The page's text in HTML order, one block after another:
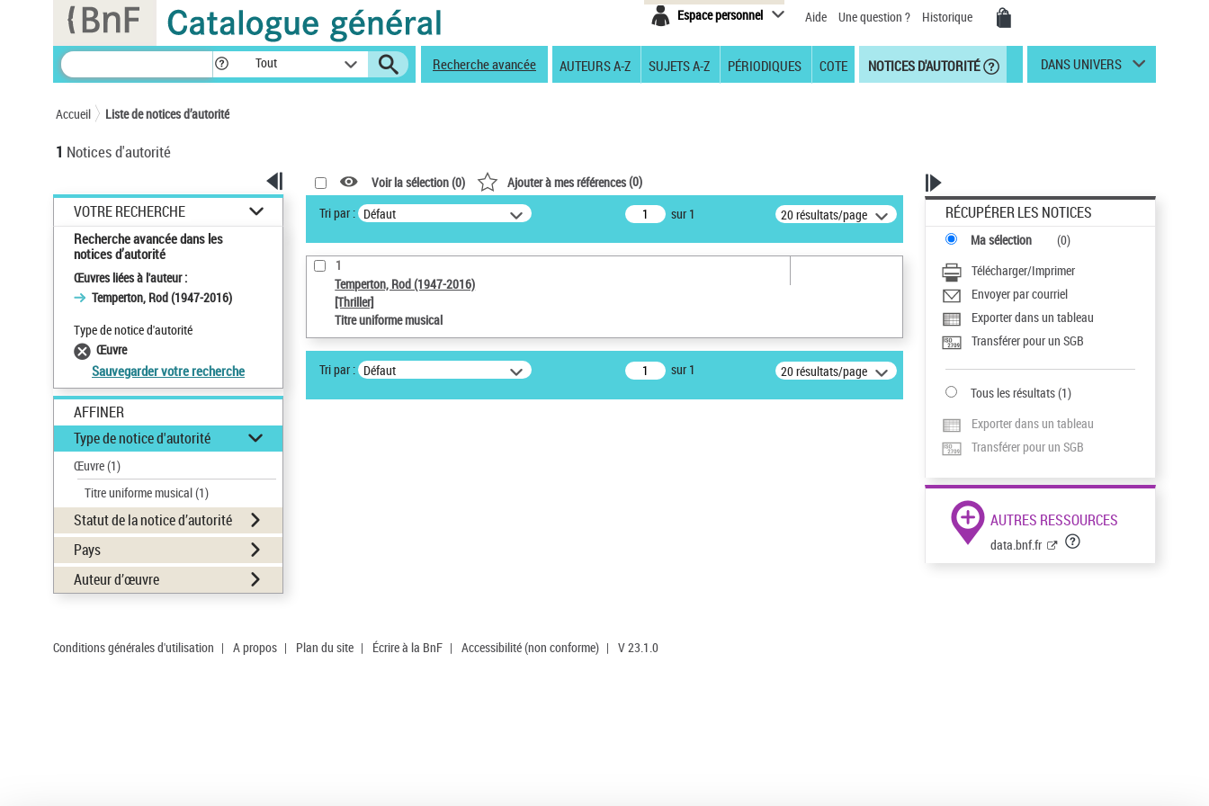
Espace personnel Aide Une question ? Historique
Tout Recherche avancée AUTEURS A-Z SUJETS A-Z PÉRIODIQUES COTE NOTICES D'AUTORITÉ DANS UNIVERS
Accueil Liste de notices d’autorité
1 Notices d'autorité
VOTRE RECHERCHE
Recherche avancée dans les
notices d’autorité
Œuvres liées à l'auteur :
Temperton, Rod (1947-2016)
Type de notice d'autorité
Œuvre
Sauvegarder votre recherche
AFFINER
Type de notice d'autorité
Œuvre(1)
Titre uniforme musical(1)
Statut de la notice d’autorité
Pays
Auteur d’œuvre
Voir la sélection (0) Ajouter à mes références(0)
Tri par : Défaut sur 1 20 résultats/page
1
Temperton, Rod (1947-2016)
[Thriller]
Titre uniforme musical
Tri par : Défaut sur 1 20 résultats/page
RÉCUPÉRER LES NOTICES
Ma sélection (0)
Télécharger/Imprimer
Envoyer par courriel
Exporter dans un tableau
Transférer pour un SGB
Tous les résultats(1)
Exporter dans un tableau
Transférer pour un SGB
AUTRES RESSOURCES
data.bnf.fr
Conditions générales d'utilisation | A propos | Plan du site | Écrire à la BnF | Accessibilité (non conforme) | V 23.1.0
Panneau de gestion des cookies